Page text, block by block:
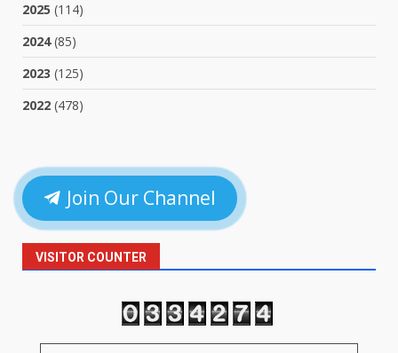
2025 (114)
2024(85)
2023 (125)
2022 (478)
Join Our Channel
VISITOR COUNTER